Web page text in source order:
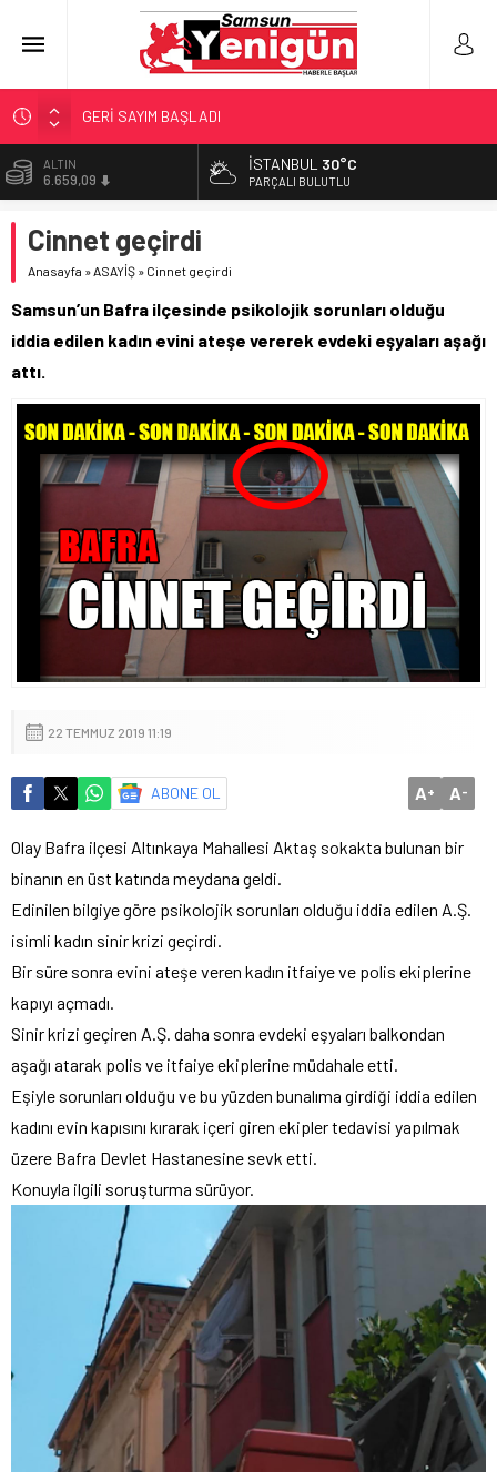
GERİ SAYIM BAŞLADI
SAMSUNSPOR’DA HEDEF 5’İNCİLİK!
‘BAFRA’YA YATIRIM YAPIN!’
YÖNETİCİ SEÇERKEN YAPILAN EN BÜYÜK HATALAR
ALTIN
6.659,09
13.779,39
DOLAR
55,1921
İSTANBUL 30°C
PARÇALI BULUTLU
Cinnet geçirdi
Anasayfa »ASAYİŞ » Cinnet geçirdi
Samsun’un Bafra ilçesinde psikolojik sorunları olduğu
iddia edilen kadın evini ateşe vererek evdeki eşyaları aşağı
attı.
22 TEMMUZ 2019 11:19
ABONE OL A+ A-
Olay Bafra ilçesi Altınkaya Mahallesi Aktaş sokakta bulunan bir
binanın en üst katında meydana geldi.
Edinilen bilgiye göre psikolojik sorunları olduğu iddia edilen A.Ş.
isimli kadın sinir krizi geçirdi.
Bir süre sonra evini ateşe veren kadın itfaiye ve polis ekiplerine
kapıyı açmadı.
Sinir krizi geçiren A.Ş. daha sonra evdeki eşyaları balkondan
aşağı atarak polis ve itfaiye ekiplerine müdahale etti.
Eşiyle sorunları olduğu ve bu yüzden bunalıma girdiği iddia edilen
kadını evin kapısını kırarak içeri giren ekipler tedavisi yapılmak
üzere Bafra Devlet Hastanesine sevk etti.
Konuyla ilgili soruşturma sürüyor.